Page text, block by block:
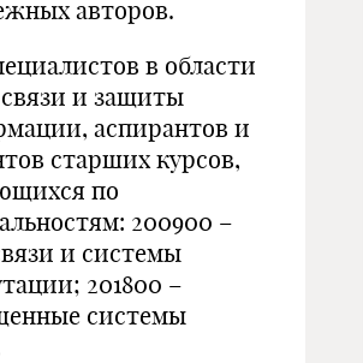
авторов.
в области
и защиты
аспирантов и
старших курсов,
по
200900 –
и системы
201800 –
системы